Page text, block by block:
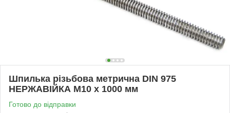
Шпилька різьбова метрична DIN 975
НЕРЖАВІЙКА М10 х 1000 мм
Готово до відправки